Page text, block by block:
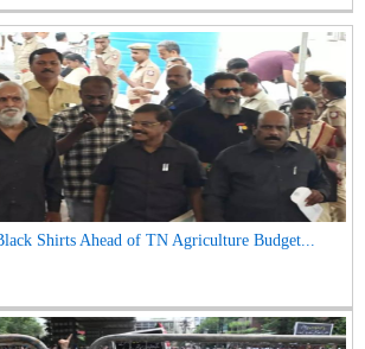
Shirts Ahead of TN Agriculture Budget...